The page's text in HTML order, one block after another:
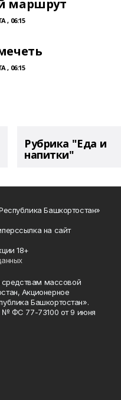
маршрут
, 06:15
, 06:15
Рубрика "Еда и
напитки"
Башкортостан»
на сайт
18+
средствам массовой
Акционерное
Башкортостан».
№ ФС 77-73100 от 9 июня